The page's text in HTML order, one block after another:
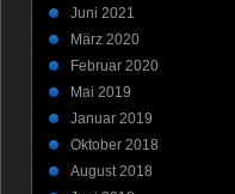
Juni 2021
März 2020
Februar 2020
Mai 2019
Januar 2019
Oktober 2018
August 2018